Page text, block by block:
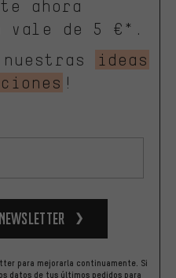
ahora
vale de 5 €*.
ideas
!
para mejorarla continuamente. Si
datos de tus últimos pedidos para